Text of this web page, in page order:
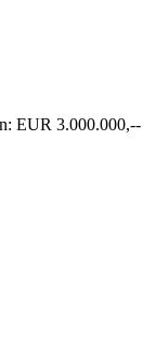
EUR 3.000.000,--